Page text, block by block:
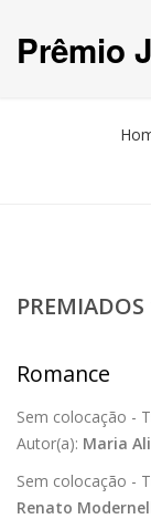
Prêmio
Romance
Sem colocação -
Autor(a): Maria
Sem colocação -
Renato